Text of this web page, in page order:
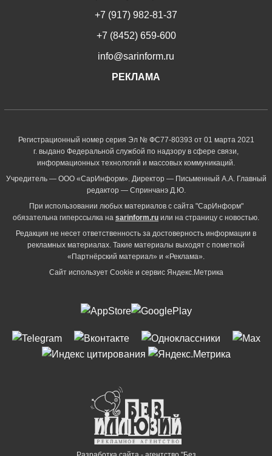
+7 (917) 982-81-37
+7 (8452) 659-600
info@sarinform.ru
РЕКЛАМА
Регистрационный номер серия Эл № ФС77-80393 от 01 марта 2021
г. выдано Федеральной службой по надзору в сфере связи,
информационных технологий и массовых коммуникаций.
Учредитель — ООО «СарИнформ». Директор — Письменный А.А. Главный
редактор — Спринчанэ Д.Ю.
При использовании любых материалов с сайта "СарИнформ"
обязательна гиперссылка на sarinform.ru или на страницу с новостью.
Редакция не несет ответственность за достоверность информации в
рекламных материалах. Такие материалы выходят с пометкой
«Партнёрский материал» и «Реклама».
Сайт использует Cookie и сервиc Яндекс.Метрика